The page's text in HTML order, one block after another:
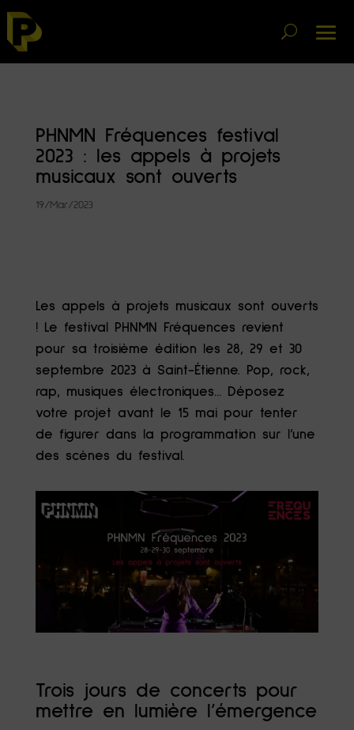
PHNMN Fréquences festival
2023 : les appels à projets
musicaux sont ouverts
19/Mar/2023
Les appels à projets musicaux sont ouverts
! Le festival PHNMN Fréquences revient
pour sa troisième édition les 28, 29 et 30
septembre 2023 à Saint-Étienne. Pop, rock,
rap, musiques électroniques… Déposez
votre projet avant le 15 mai pour tenter
de figurer dans la programmation sur l’une
des scènes du festival.
Trois jours de concerts pour
mettre en lumière l’émergence